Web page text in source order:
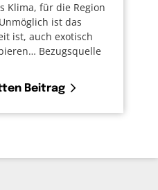
Klima, für die Region
ist das
ist, auch exotisch
Bezugsquelle
Beitrag